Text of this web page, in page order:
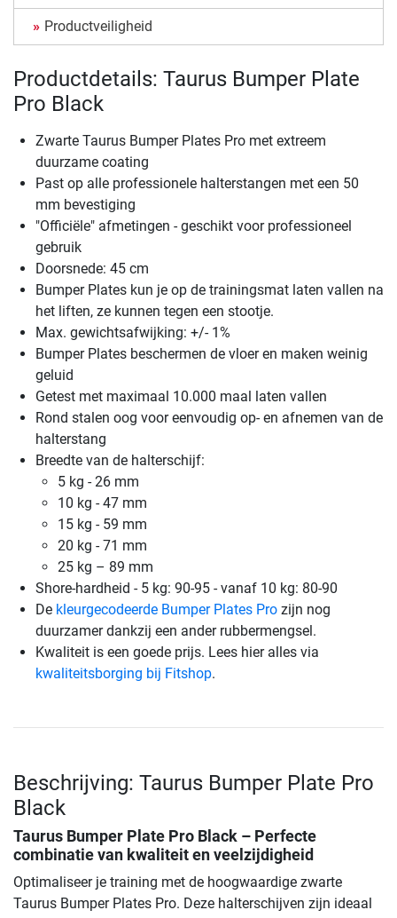
Productveiligheid
Productdetails: Taurus Bumper Plate
Pro Black
Zwarte Taurus Bumper Plates Pro met extreem
duurzame coating
Past op alle professionele halterstangen met een 50
mm bevestiging
"Officiële" afmetingen - geschikt voor professioneel
gebruik
Doorsnede: 45 cm
Bumper Plates kun je op de trainingsmat laten vallen na
het liften, ze kunnen tegen een stootje.
Max. gewichtsafwijking: +/- 1%
Bumper Plates beschermen de vloer en maken weinig
geluid
Getest met maximaal 10.000 maal laten vallen
Rond stalen oog voor eenvoudig op- en afnemen van de
halterstang
Breedte van de halterschijf:
5 kg - 26 mm
10 kg - 47 mm
15 kg - 59 mm
20 kg - 71 mm
25 kg – 89 mm
Shore-hardheid - 5 kg: 90-95 - vanaf 10 kg: 80-90
De kleurgecodeerde Bumper Plates Pro zijn nog
duurzamer dankzij een ander rubbermengsel.
Kwaliteit is een goede prijs. Lees hier alles via
kwaliteitsborging bij Fitshop.
Beschrijving: Taurus Bumper Plate Pro
Black
Taurus Bumper Plate Pro Black – Perfecte
combinatie van kwaliteit en veelzijdigheid
Optimaliseer je training met de hoogwaardige zwarte
Taurus Bumper Plates Pro. Deze halterschijven zijn ideaal